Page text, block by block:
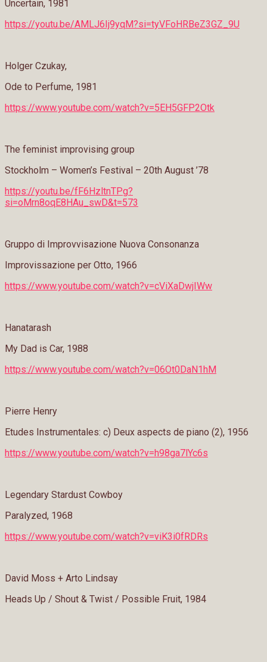
Uncertain, 1981
https://youtu.be/AMLJ6Ij9yqM?si=tyVFoHRBeZ3GZ_9U
Holger Czukay,
Ode to Perfume, 1981
https://www.youtube.com/watch?v=5EH5GFP2Otk
The feminist improvising group
Stockholm – Women’s Festival – 20th August ’78
https://youtu.be/fF6HzltnTPg?
si=oMrn8oqE8HAu_swD&t=573
Gruppo di Improvvisazione Nuova Consonanza
Improvissazione per Otto, 1966
https://www.youtube.com/watch?v=cViXaDwjIWw
Hanatarash
My Dad is Car, 1988
https://www.youtube.com/watch?v=06Ot0DaN1hM
Pierre Henry
Etudes Instrumentales: c) Deux aspects de piano (2), 1956
https://www.youtube.com/watch?v=h98ga7lYc6s
Legendary Stardust Cowboy
Paralyzed, 1968
https://www.youtube.com/watch?v=viK3i0fRDRs
David Moss + Arto Lindsay
Heads Up / Shout & Twist / Possible Fruit, 1984